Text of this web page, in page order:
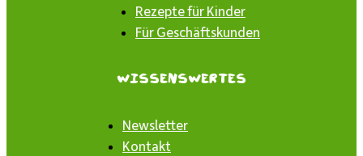
Rezepte für Kinder
Für Geschäftskunden
Wissenswertes
Newsletter
Kontakt